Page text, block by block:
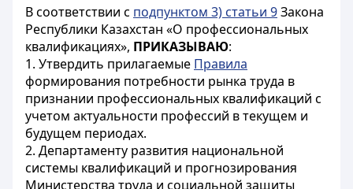
В соответствии с подпунктом 3) статьи 9Закона
Республики Казахстан «О профессиональных
квалификациях», ПРИКАЗЫВАЮ:
1. Утвердить прилагаемые Правила
формирования потребности рынка труда в
признании профессиональных квалификаций с
учетом актуальности профессий в текущем и
будущем периодах.
2. Департаменту развития национальной
системы квалификаций и прогнозирования
Министерства труда и социальной защиты